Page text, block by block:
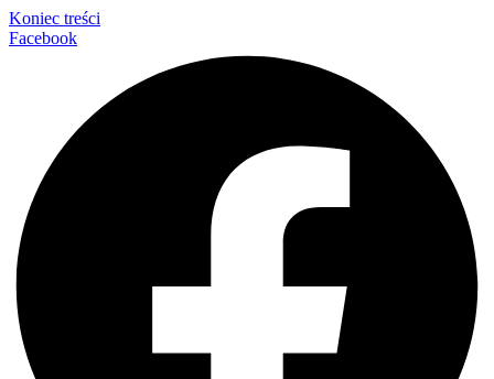
Koniec treści
Facebook